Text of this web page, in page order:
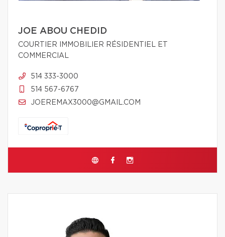
JOE ABOU CHEDID
COURTIER IMMOBILIER RÉSIDENTIEL ET
COMMERCIAL
514 333-3000
514 567-6767
JOEREMAX3000@GMAIL.COM